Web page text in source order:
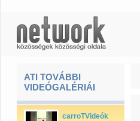
ATI TOVÁBBI
VIDEÓGALÉRIÁI
carroTVideók